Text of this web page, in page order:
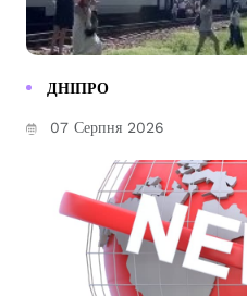
ДНІПРО
07 Серпня 2026